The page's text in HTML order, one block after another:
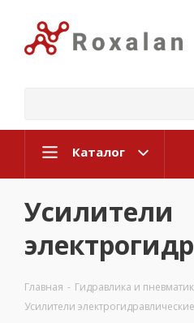
Каталог
Усилители
Главная - Гидравлика и
Усилители электрогидравлические